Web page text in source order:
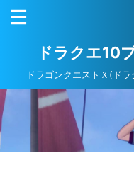
ドラクエ10
ドラゴンクエストＸ(ド